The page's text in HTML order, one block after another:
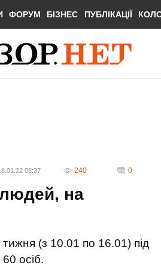
ФОРУМ БІЗНЕС ПУБЛІКАЦІЇ
08:37 240 0
на
(з 10.01 по 16.01) під
осіб.